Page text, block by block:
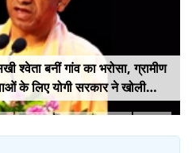
श्वेता बनीं गांव का भरोसा, ग्रामीण
के लिए योगी सरकार ने खोली
की राह